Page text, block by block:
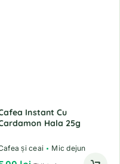
Instant Cu
Hala 25g
și ceai Mic dejun